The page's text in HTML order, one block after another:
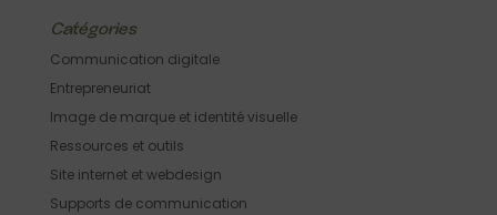
Catégories
Communication digitale
Entrepreneuriat
Image de marque et identité visuelle
Ressources et outils
Site internet et webdesign
Supports de communication